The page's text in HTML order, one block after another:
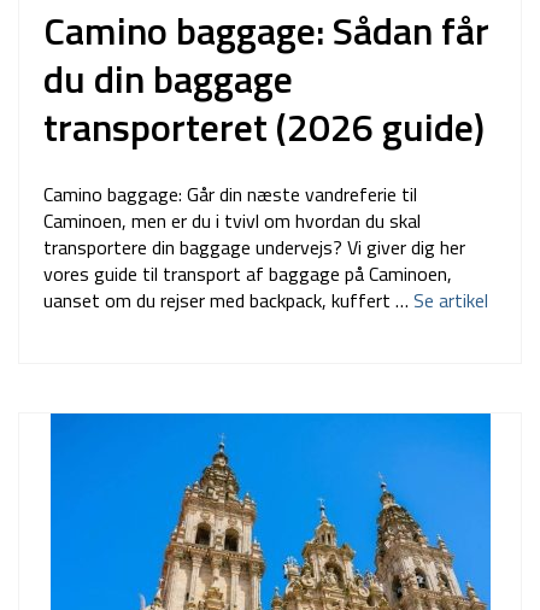
Camino baggage: Sådan får
du din baggage
transporteret (2026 guide)
Camino baggage: Går din næste vandreferie til
Caminoen, men er du i tvivl om hvordan du skal
transportere din baggage undervejs? Vi giver dig her
vores guide til transport af baggage på Caminoen,
uanset om du rejser med backpack, kuffert … Se artikel